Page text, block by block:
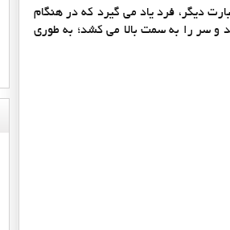
دیگر، فرد یاد می گیرد که در هنگام
و سر را به سمت بالا می کشد؛ به طوری